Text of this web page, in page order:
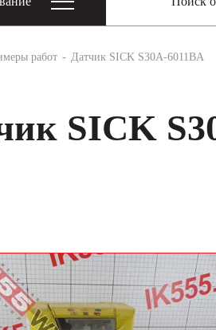
работ Датчик SICK S30A-6011BA
SICK